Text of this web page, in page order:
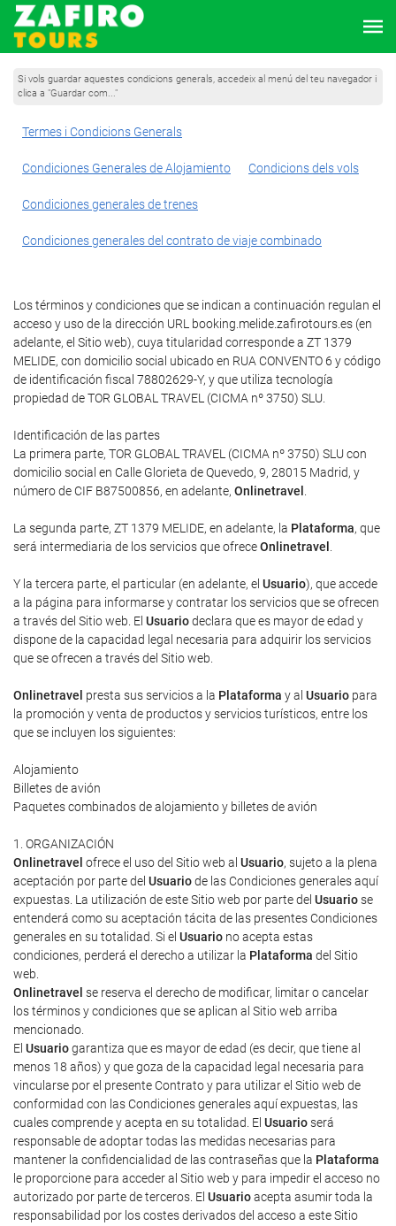
Si vols guardar aquestes condicions generals, accedeix al menú del teu navegador i
clica a "Guardar com..."
Termes i Condicions Generals
Condiciones Generales de Alojamiento Condicions dels vols
Condiciones generales de trenes
Condiciones generales del contrato de viaje combinado
Los términos y condiciones que se indican a continuación regulan el
acceso y uso de la dirección URL booking.melide.zafirotours.es (en
adelante, el Sitio web), cuya titularidad corresponde a ZT 1379
MELIDE, con domicilio social ubicado en RUA CONVENTO 6 y código
de identificación fiscal 78802629-Y, y que utiliza tecnología
propiedad de TOR GLOBAL TRAVEL (CICMA nº 3750) SLU.
Identificación de las partes
La primera parte, TOR GLOBAL TRAVEL (CICMA nº 3750) SLU con
domicilio social en Calle Glorieta de Quevedo, 9, 28015 Madrid, y
número de CIF B87500856, en adelante, Onlinetravel
La segunda parte, ZT 1379 MELIDE, en adelante, la Plataforma, que
será intermediaria de los servicios que ofreceOnlinetravel
Y la tercera parte, el particular (en adelante, el Usuario), que accede
a la página para informarse y contratar los servicios que se ofrecen
a través del Sitio web. El Usuariodeclara que es mayor de edad y
dispone de la capacidad legal necesaria para adquirir los servicios
que se ofrecen a través del Sitio web.
Onlinetravel presta sus servicios a la Plataforma y al Usuario para
la promoción y venta de productos y servicios turísticos, entre los
que se incluyen los siguientes:
Alojamiento
Billetes de avión
Paquetes combinados de alojamiento y billetes de avión
1. ORGANIZACIÓN
Onlinetravel ofrece el uso del Sitio web al Usuario, sujeto a la plena
aceptación por parte del Usuariode las Condiciones generales aquí
expuestas. La utilización de este Sitio web por parte del Usuariose
entenderá como su aceptación tácita de las presentes Condiciones
generales en su totalidad. Si el Usuario no acepta estas
condiciones, perderá el derecho a utilizar la Plataforma del Sitio
web.
Onlinetravel se reserva el derecho de modificar, limitar o cancelar
los términos y condiciones que se aplican al Sitio web arriba
mencionado.
El Usuariogarantiza que es mayor de edad (es decir, que tiene al
menos 18 años) y que goza de la capacidad legal necesaria para
vincularse por el presente Contrato y para utilizar el Sitio web de
conformidad con las Condiciones generales aquí expuestas, las
cuales comprende y acepta en su totalidad. El Usuarioserá
responsable de adoptar todas las medidas necesarias para
mantener la confidencialidad de las contraseñas que la Plataforma
le proporcione para acceder al Sitio web y para impedir el acceso no
autorizado por parte de terceros. El Usuarioacepta asumir toda la
responsabilidad por los costes derivados del acceso a este Sitio